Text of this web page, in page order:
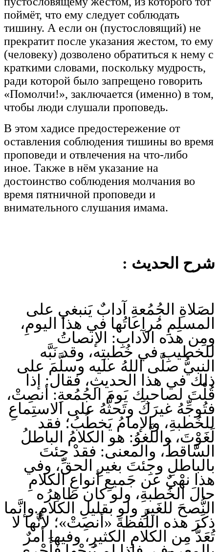
поймёт, что ему следует соблюдать
тишину. А если он (пустословящий) не
прекратит после указания жестом, то ему
(человеку) дозволено обратиться к нему с
краткими словами, поскольку мудрость,
ради которой было запрещено говорить
«Помолчи!», заключается (именно) в том,
чтобы люди слушали проповедь.
В этом хадисе предостережение от
оставления соблюдения тишины во время
проповеди и отвлечения на что-либо
иное. Также в нём указание на
достоинство соблюдения молчания во
время пятничной проповеди и
внимательного слушания имама.
شرح الحديث :
لصَلاةِ الجُمُعةِ آدابٌ يَنبغي على
المسلِمِ مُراعاتُها في هذا اليومِ،
ومِن هذه الآدابِ: الإنصاتُ
للخطيبِ في خُطبتِه، وقد نَبَّه
النبيُّ صلَّى اللهُ عليه وسلَّمَ على
ذلك في هذا الحديثِ، فقال: إذا
قُلْتَ لصاحبِك يَومَ الجُمُعةِ: أنصِتْ،
فتُوجِّهُ غيرَكَ وتَحثُّهُ على الاستِماعِ
للخُطبةِ، والإمامُ يَخطُبُ؛ فقد
لَغَوْتَ، واللَّغوُ: هو الكلامُ الباطلُ
السَّاقطُ، والمعنى: فقدْ جِئتَ
بالباطلِ وجِئتَ بغيرِ الحقِّ، وفي
هذا نهْيٌ عن جَميعِ أنواعِ الكلامِ
حالَ الخُطبةِ، ولو كان ظاهِرُه
النُّصحَ للغَيرِ ولو بقليلِ الكلامِ.وإنَّما
ذكَرَ هذه اللَّفظةَ «أنصِتْ»؛ لأنَّها لا
تُعَدُّ مِن الكلامِ الكثيرِ، وفيها أمرٌ